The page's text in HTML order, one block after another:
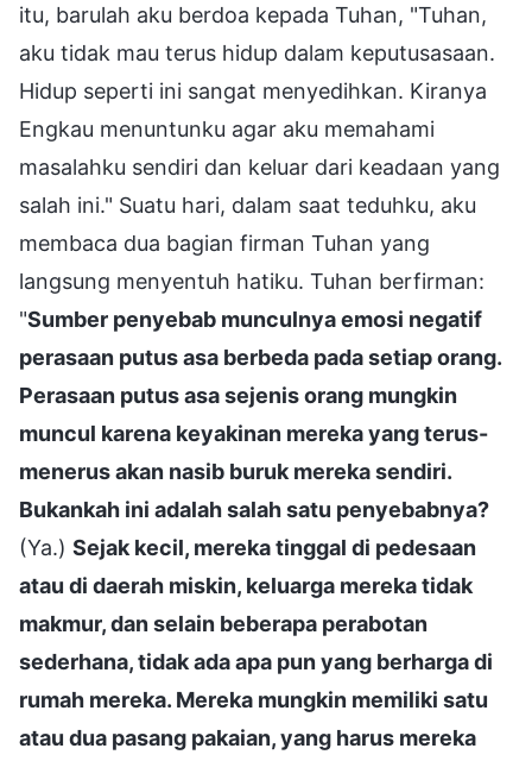
itu, barulah aku berdoa kepada Tuhan, "Tuhan,
aku tidak mau terus hidup dalam keputusasaan.
Hidup seperti ini sangat menyedihkan. Kiranya
Engkau menuntunku agar aku memahami
masalahku sendiri dan keluar dari keadaan yang
salah ini." Suatu hari, dalam saat teduhku, aku
membaca dua bagian firman Tuhan yang
langsung menyentuh hatiku. Tuhan berfirman:
"Sumber penyebab munculnya emosi negatif
perasaan putus asa berbeda pada setiap orang.
Perasaan putus asa sejenis orang mungkin
muncul karena keyakinan mereka yang terus-
menerus akan nasib buruk mereka sendiri.
Bukankah ini adalah salah satu penyebabnya?
(Ya.) Sejak kecil, mereka tinggal di pedesaan
atau di daerah miskin, keluarga mereka tidak
makmur, dan selain beberapa perabotan
sederhana, tidak ada apa pun yang berharga di
rumah mereka. Mereka mungkin memiliki satu
atau dua pasang pakaian, yang harus mereka